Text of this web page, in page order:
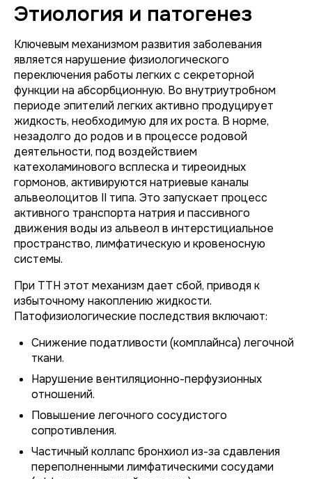
Этиология и патогенез
Ключевым механизмом развития заболевания
является нарушение физиологического
переключения работы легких с секреторной
функции на абсорбционную. Во внутриутробном
периоде эпителий легких активно продуцирует
жидкость, необходимую для их роста. В норме,
незадолго до родов и в процессе родовой
деятельности, под воздействием
катехоламинового всплеска и тиреоидных
гормонов, активируются натриевые каналы
альвеолоцитов II типа. Это запускает процесс
активного транспорта натрия и пассивного
движения воды из альвеол в интерстициальное
пространство, лимфатическую и кровеносную
системы.
При ТТН этот механизм дает сбой, приводя к
избыточному накоплению жидкости.
Патофизиологические последствия включают:
Снижение податливости (комплайнса) легочной
ткани.
Нарушение вентиляционно-перфузионных
отношений.
Повышение легочного сосудистого
сопротивления.
Частичный коллапс бронхиол из-за сдавления
переполненными лимфатическими сосудами